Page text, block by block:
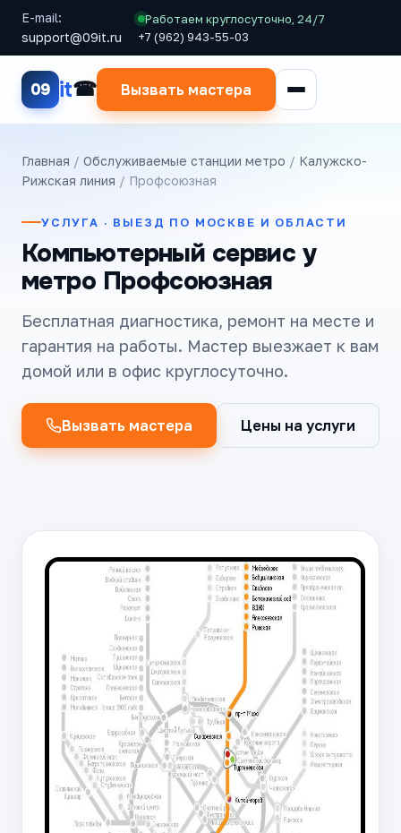
E-mail:
support@09it.ru
Работаем круглосуточно, 24/7
+7 (962) 943-55-03
09 it Вызвать мастера
Главная / Обслуживаемые станции метро / Калужско-
Рижская линия / Профсоюзная
УСЛУГА · ВЫЕЗД ПО МОСКВЕ И ОБЛАСТИ
Компьютерный сервис у
метро Профсоюзная
Бесплатная диагностика, ремонт на месте и
гарантия на работы. Мастер выезжает к вам
домой или в офис круглосуточно.
Вызвать мастера Цены на услуги